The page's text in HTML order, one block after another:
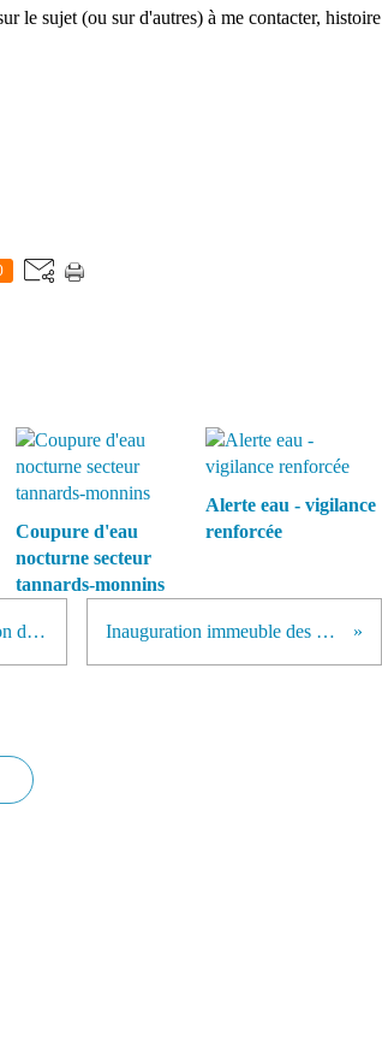
le sujet (ou sur d'autres) à me contacter, histoire
Coupure d'eau
nocturne secteur
tannards-monnins
Alerte eau - vigilance
renforcée
Assainissement collectif - bientôt la livraison des stations Inauguration immeuble des Manères